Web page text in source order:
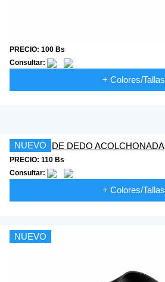
PRECIO: 100 Bs
Consultar:
+ Colores/Tallas
NUEVO
PRECIO: 110 Bs
Consultar:
+ Colores/Tallas
NUEVO